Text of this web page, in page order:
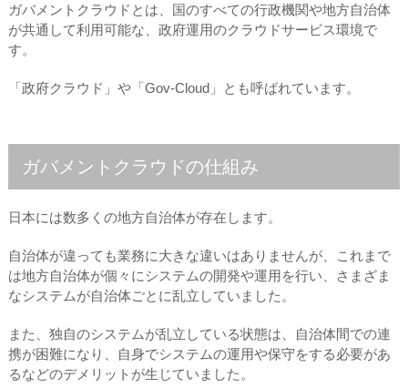
ガバメントクラウドとは、国のすべての行政機関や地方自治体
が共通して利用可能な、政府運用のクラウドサービス環境で
す。
「政府クラウド」や「Gov-Cloud」とも呼ばれています。
ガバメントクラウドの仕組み
日本には数多くの地方自治体が存在します。
自治体が違っても業務に大きな違いはありませんが、これまで
は地方自治体が個々にシステムの開発や運用を行い、さまざま
なシステムが自治体ごとに乱立していました。
また、独自のシステムが乱立している状態は、自治体間での連
携が困難になり、自身でシステムの運用や保守をする必要があ
るなどのデメリットが生じていました。